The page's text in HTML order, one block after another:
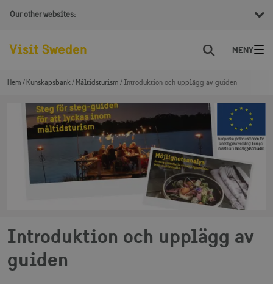
Our other websites:
Sök
Hem Kunskapsbank Måltidsturism Introduktion och upplägg av guiden
Introduktion och upplägg av
guiden